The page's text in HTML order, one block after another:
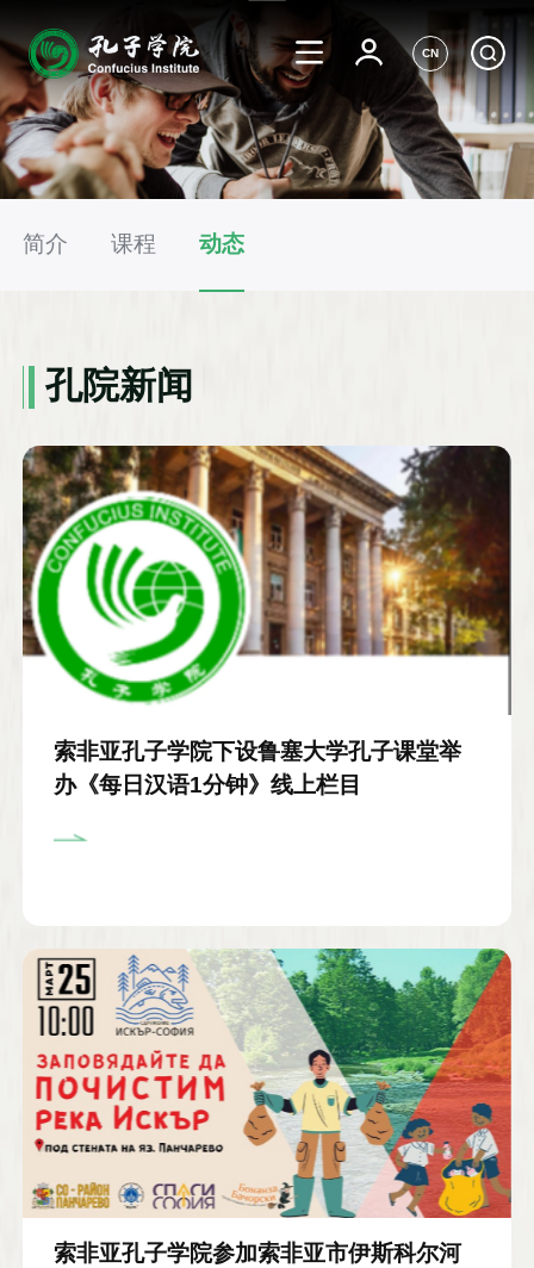
CN
简介 课程 动态
孔院新闻
索非亚孔子学院下设鲁塞大学孔子课堂举
办《每日汉语1分钟》线上栏目
索非亚孔子学院参加索非亚市伊斯科尔河